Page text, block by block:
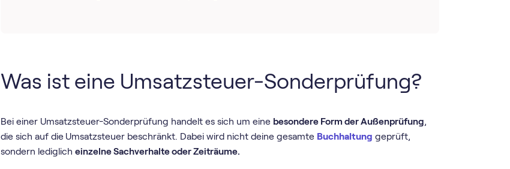
Was ist eine Umsatzsteuer-Sonderprüfung?
Bei einer Umsatzsteuer-Sonderprüfung handelt es sich um eine besondere Form der Außenprüfung,
die sich auf die Umsatzsteuer beschränkt. Dabei wird nicht deine gesamte Buchhaltung geprüft,
sondern lediglicheinzelne Sachverhalte oder Zeiträume.